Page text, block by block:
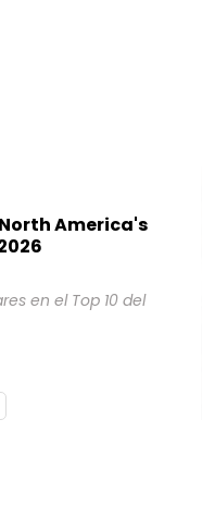
America's
en el Top 10 del